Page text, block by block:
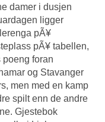
damer i dusjen
ligger
pÃ¥
pÃ¥ tabellen,
poeng foran
og Stavanger
men med en kamp
spilt enn de andre
Gjestebok